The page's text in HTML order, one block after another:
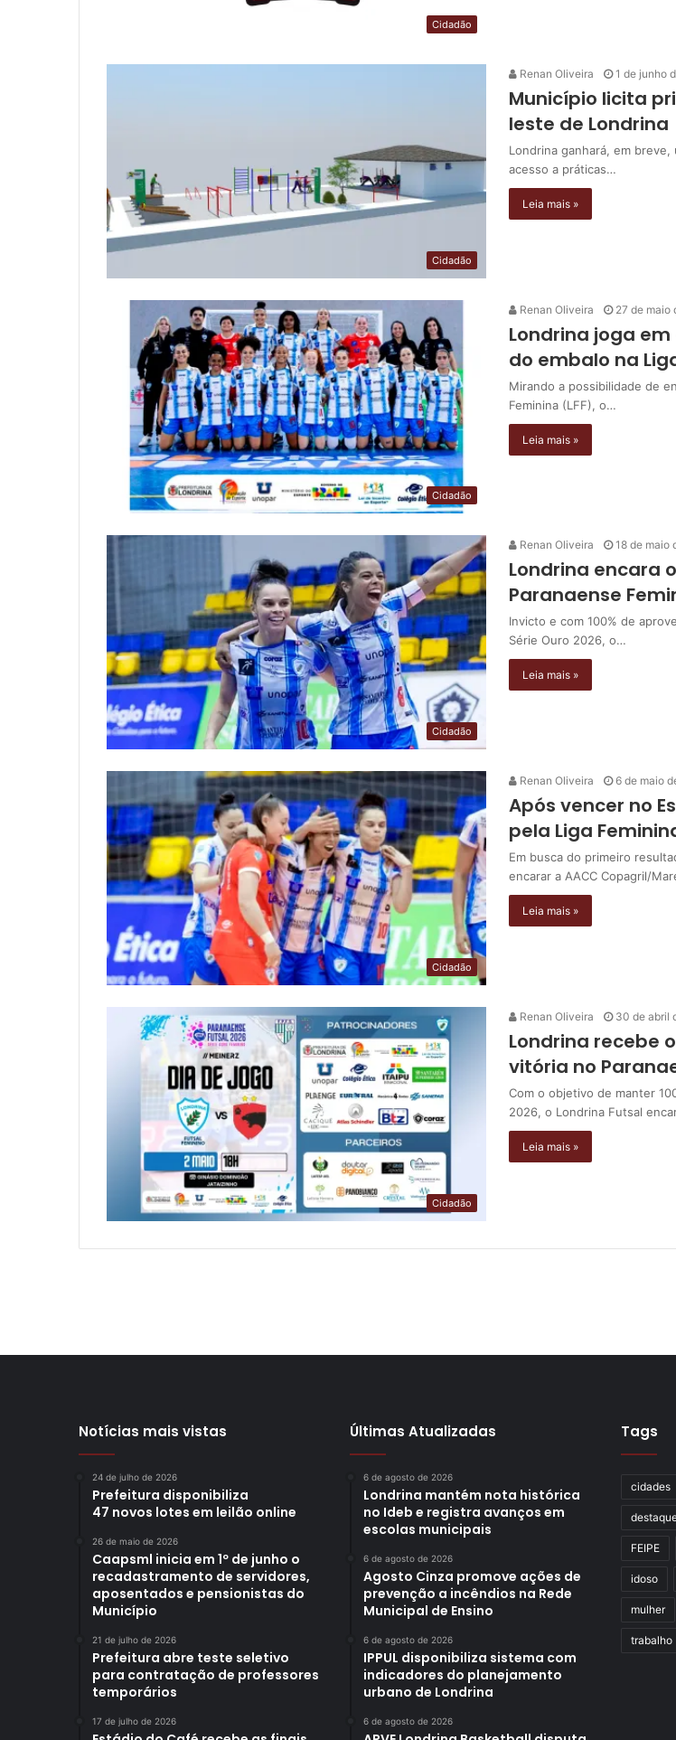
Cidadão
Cidadão
Renan Oliveira 1 de junho
Município licita
leste de Londrina
Londrina ganhará, em
acesso a práticas…
Leia mais »
Cidadão
Renan Oliveira 27 de maio
Londrina joga
do embalo na
Mirando a possibilidade de
Feminina (LFF), o…
Leia mais »
Cidadão
Renan Oliveira 18 de maio
Londrina encara
Paranaense
Invicto e com 100% de
Série Ouro 2026, o…
Leia mais »
Cidadão
Renan Oliveira 6 de maio
Após vencer no
pela Liga
Em busca do primeiro
encarar a AACC Copagril/
Leia mais »
Cidadão
Renan Oliveira 30 de abril
Londrina recebe
vitória no
Com o objetivo de manter
2026, o Londrina Futsal
Leia mais »
Notícias mais vistas
24 de julho de 2026
Prefeitura disponibiliza
47 novos lotes em leilão online
26 de maio de 2026
Caapsml inicia em 1º de junho o
recadastramento de servidores,
aposentados e pensionistas do
Município
21 de julho de 2026
Prefeitura abre teste seletivo
para contratação de professores
temporários
17 de julho de 2026
Últimas Atualizadas
6 de agosto de 2026
Londrina mantém nota histórica
no Ideb e registra avanços em
escolas municipais
6 de agosto de 2026
Agosto Cinza promove ações de
prevenção a incêndios na Rede
Municipal de Ensino
6 de agosto de 2026
IPPUL disponibiliza sistema com
indicadores do planejamento
urbano de Londrina
6 de agosto de 2026
Tags
cidades
FEIPE
idoso
mulher
trabalho